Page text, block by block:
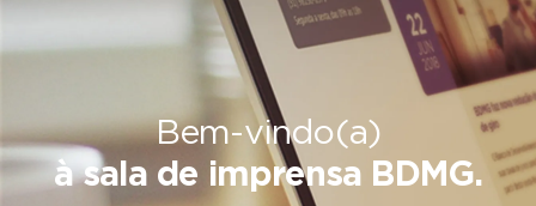
Bem-vindo(a)
à sala de imprensa BDMG.